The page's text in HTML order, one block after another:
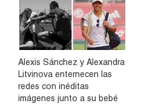
Alexis Sánchez y Alexandra
Litvinova enternecen las
redes con inéditas
imágenes junto a su bebé